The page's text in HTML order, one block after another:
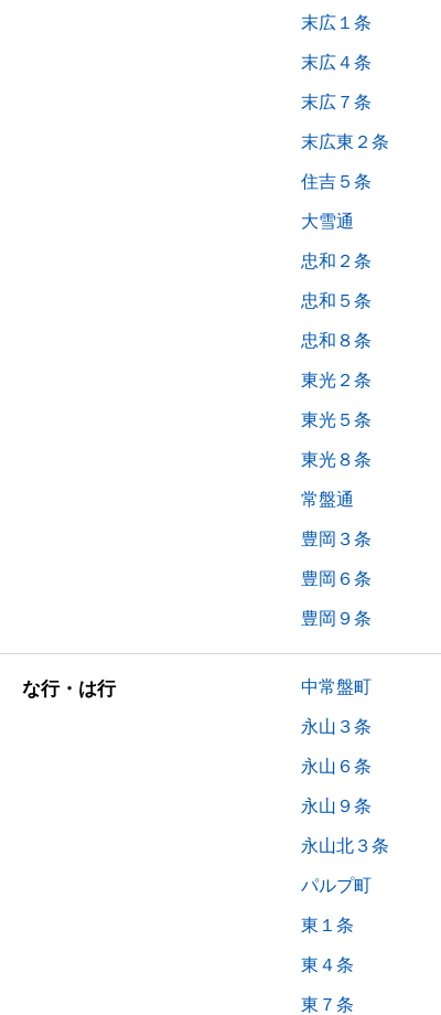
末広１条
末広４条
末広７条
末広東２条
住吉５条
大雪通
忠和２条
忠和５条
忠和８条
東光２条
東光５条
東光８条
常盤通
豊岡３条
豊岡６条
豊岡９条
な行・は行 中常盤町
永山３条
永山６条
永山９条
永山北３条
パルプ町
東１条
東４条
東７条